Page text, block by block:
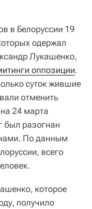
в Белоруссии 19
одержал
Лукашенко,
оппозиции.
суток жившие
отменить
24 марта
был разогнан
По данным
всего
которое
получило